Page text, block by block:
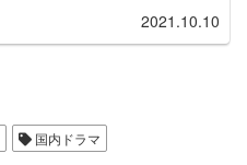
2021.10.10
国内ドラマ